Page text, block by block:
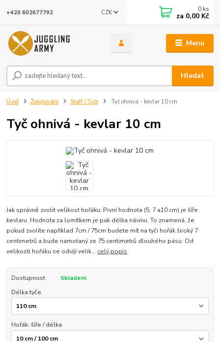
Menu
CZK
Hledat
+420 602677792 0 ks
za 0,00 Kč
Úvod Žonglování Staff / Tyče Tyč ohnivá - kevlar 10 cm
Tyč ohnivá - kevlar 10 cm
Jak správně zvolit velikost hořáku: První hodnota (5, 7 a10 cm) je šíře
kevlaru. Hodnota za lomítkem je pak délka návinu. To znamená, že
pokud zvolíte například 7cm / 75cm budete mít na tyči hořák široký 7
centimetrů a bude namotaný ze 75 centimetrů dlouhého pásu. Od
velikosti hořáku se odvíjí velik... celý popis
Dostupnost
Skladem
Délka tyče
Hořák: šíře / délka